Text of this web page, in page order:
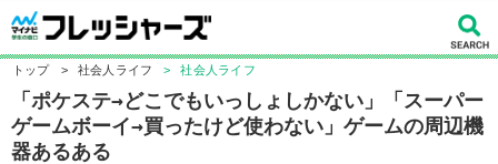
トップ > 社会人ライフ > 社会人ライフ
「ポケステ→どこでもいっしょしかない」「スーパー
ゲームボーイ→買ったけど使わない」ゲームの周辺機
器あるある